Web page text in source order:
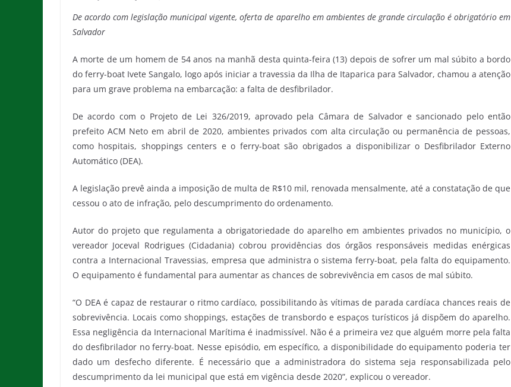
De acordo com legislação municipal vigente, oferta de aparelho em ambientes de grande circulação é obrigatório em
Salvador
A morte de um homem de 54 anos na manhã desta quinta-feira (13) depois de sofrer um mal súbito a bordo
do ferry-boat Ivete Sangalo, logo após iniciar a travessia da Ilha de Itaparica para Salvador, chamou a atenção
para um grave problema na embarcação: a falta de desfibrilador.
De acordo com o Projeto de Lei 326/2019, aprovado pela Câmara de Salvador e sancionado pelo então
prefeito ACM Neto em abril de 2020, ambientes privados com alta circulação ou permanência de pessoas,
como hospitais, shoppings centers e o ferry-boat são obrigados a disponibilizar o Desfibrilador Externo
Automático (DEA).
A legislação prevê ainda a imposição de multa de R$10 mil, renovada mensalmente, até a constatação de que
cessou o ato de infração, pelo descumprimento do ordenamento.
Autor do projeto que regulamenta a obrigatoriedade do aparelho em ambientes privados no município, o
vereador Joceval Rodrigues (Cidadania) cobrou providências dos órgãos responsáveis medidas enérgicas
contra a Internacional Travessias, empresa que administra o sistema ferry-boat, pela falta do equipamento.
O equipamento é fundamental para aumentar as chances de sobrevivência em casos de mal súbito.
“O DEA é capaz de restaurar o ritmo cardíaco, possibilitando às vítimas de parada cardíaca chances reais de
sobrevivência. Locais como shoppings, estações de transbordo e espaços turísticos já dispõem do aparelho.
Essa negligência da Internacional Marítima é inadmissível. Não é a primeira vez que alguém morre pela falta
do desfibrilador no ferry-boat. Nesse episódio, em específico, a disponibilidade do equipamento poderia ter
dado um desfecho diferente. É necessário que a administradora do sistema seja responsabilizada pelo
descumprimento da lei municipal que está em vigência desde 2020”, explicou o vereador.